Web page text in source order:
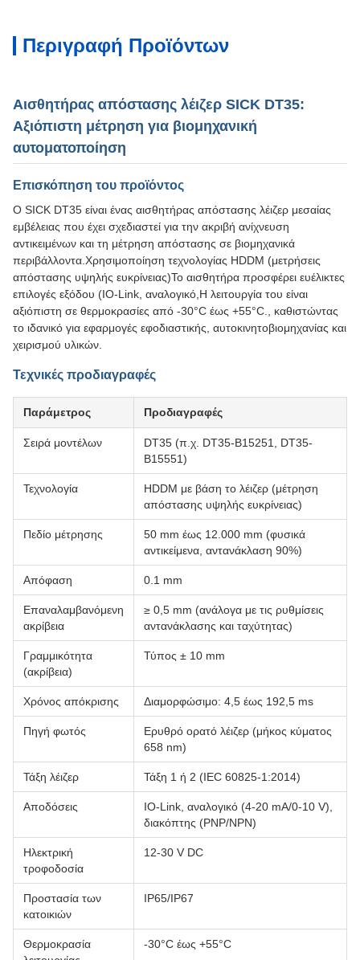
Περιγραφή Προϊόντων
Αισθητήρας απόστασης λέιζερ SICK DT35:
Αξιόπιστη μέτρηση για βιομηχανική
αυτοματοποίηση
Επισκόπηση του προϊόντος
Ο SICK DT35 είναι ένας αισθητήρας απόστασης λέιζερ μεσαίας
εμβέλειας που έχει σχεδιαστεί για την ακριβή ανίχνευση
αντικειμένων και τη μέτρηση απόστασης σε βιομηχανικά
περιβάλλοντα.Χρησιμοποίηση τεχνολογίας HDDM (μετρήσεις
απόστασης υψηλής ευκρίνειας)Το αισθητήρα προσφέρει ευέλικτες
επιλογές εξόδου (IO-Link, αναλογικό,Η λειτουργία του είναι
αξιόπιστη σε θερμοκρασίες από -30°C έως +55°C., καθιστώντας
το ιδανικό για εφαρμογές εφοδιαστικής, αυτοκινητοβιομηχανίας και
χειρισμού υλικών.
Τεχνικές προδιαγραφές
Παράμετρος Προδιαγραφές
Σειρά μοντέλων
DT35 (π.χ. DT35-B15251, DT35-
B15551)
Τεχνολογία
HDDM με βάση το λέιζερ (μέτρηση
απόστασης υψηλής ευκρίνειας)
Πεδίο μέτρησης
50 mm έως 12.000 mm (φυσικά
αντικείμενα, αντανάκλαση 90%)
Απόφαση 0.1 mm
Επαναλαμβανόμενη
ακρίβεια
≥ 0,5 mm (ανάλογα με τις ρυθμίσεις
αντανάκλασης και ταχύτητας)
Γραμμικότητα
(ακρίβεια)
Τύπος ± 10 mm
Χρόνος απόκρισης Διαμορφώσιμο: 4,5 έως 192,5 ms
Πηγή φωτός
Ερυθρό ορατό λέιζερ (μήκος κύματος
658 nm)
Τάξη λέιζερ Τάξη 1 ή 2 (IEC 60825-1:2014)
Αποδόσεις
IO-Link, αναλογικό (4-20 mA/0-10 V),
διακόπτης (PNP/NPN)
Ηλεκτρική
τροφοδοσία
12-30 V DC
Προστασία των
κατοικιών
IP65/IP67
Θερμοκρασία
-30°C έως +55°C